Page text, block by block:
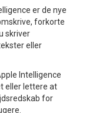
er de nye
forkorte
skriver
eller
Intelligence
eller lettere at
for